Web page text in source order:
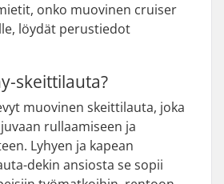
onko muovinen cruiser
löydät perustiedot
skeittilauta?
muovinen skeittilauta, joka
rullaamiseen ja
Lyhyen ja kapean
dekin ansiosta se sopii